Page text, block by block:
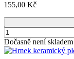
155,00 Kč
Dočasně není skladem